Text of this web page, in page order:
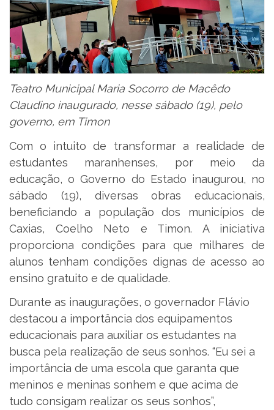
Teatro Municipal Maria Socorro de Macêdo
Claudino inaugurado, nesse sábado (19), pelo
governo, em Timon
Com o intuito de transformar a realidade de
estudantes maranhenses, por meio da
educação, o Governo do Estado inaugurou, no
sábado (19), diversas obras educacionais,
beneficiando a população dos municípios de
Caxias, Coelho Neto e Timon. A iniciativa
proporciona condições para que milhares de
alunos tenham condições dignas de acesso ao
ensino gratuito e de qualidade.
Durante as inaugurações, o governador Flávio
destacou a importância dos equipamentos
educacionais para auxiliar os estudantes na
busca pela realização de seus sonhos. “Eu sei a
importância de uma escola que garanta que
meninos e meninas sonhem e que acima de
tudo consigam realizar os seus sonhos”,